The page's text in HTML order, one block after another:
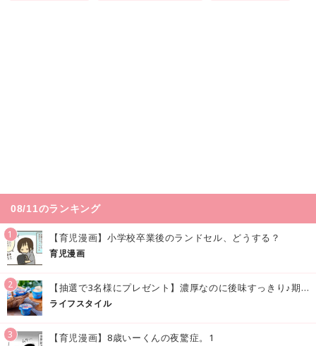
08/11のランキング
1 【育児漫画】小学校卒業後のランドセル、どうする？
育児漫画
2 【抽選で3名様にプレゼント】濃厚なのに後味すっきり♪期間限定の「メイトーのなめらかプリン カルピス®入りソース」で夏を味わおう！
ライフスタイル
3 【育児漫画】8歳いーくんの夜驚症。1